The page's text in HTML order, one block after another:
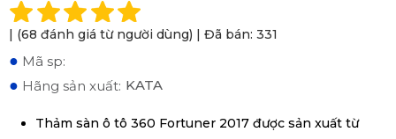
| (68 đánh giá từ người dùng) | Đã bán: 331
● Mã sp:
● Hãng sản xuất: KATA
Thảm sàn ô tô 360 Fortuner 2017 được sản xuất từ